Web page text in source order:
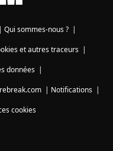
| Qui sommes-nous ? |
et autres traceurs|
données|
| Notifications |
cookies